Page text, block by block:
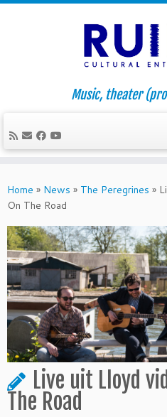
to
content
Music, theater
Home » News » The Peregrines »
On The Road
Live uit Lloyd
The Road